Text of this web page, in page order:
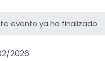
evento ya ha finalizado
2026